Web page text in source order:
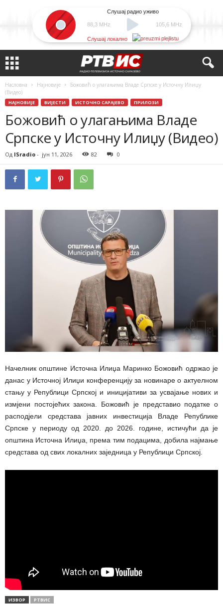
88,3 MHz
Слушај радио уживо
105,6 MHz
Слушај локално
Насловна Најновије
Божовић о улагањима Владе Српске у Источну Илиџу
(Видео)
НАЈНОВИЈЕ ВИЈЕСТИ ИСТОЧНО САРАЈЕВО ПРИЛОЗИ
Божовић о улагањима Владе
Српске у Источну Илиџу (Видео)
Од ISradio - јун 11, 2026 82 0
Начелник општине Источна Илиџа Маринко Божовић одржао је
данас у Источној Илиџи конференцију за новинаре о актуелном
стању у Републици Српској и иницијативи за усвајање нових и
измјени постојећих закона. Божовић је представио податке о
расподјели средстава јавних инвестиција Владе Републике
Српске у периоду од 2020. до 2026. године, истичући да је
општина Источна Илиџа, према тим подацима, добила најмање
средстава од свих локалних заједница у Републици Српској.
ИЗВОР РТВИС